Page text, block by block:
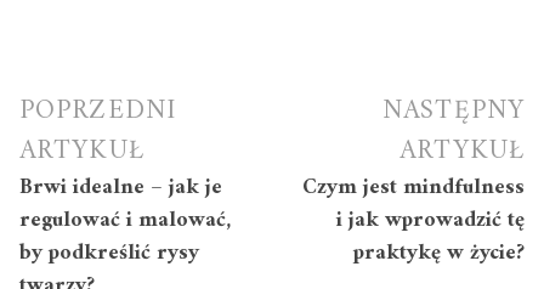
Nawigacja
wpisu
POPRZEDNI
ARTYKUŁ
Brwi idealne – jak je
regulować i malować,
by podkreślić rysy
NASTĘPNY
ARTYKUŁ
Czym jest mindfulness
i jak wprowadzić tę
praktykę w życie?